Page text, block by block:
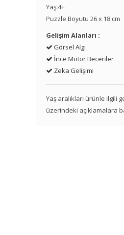
Yaş:4+
Puzzle Boyutu 26 x 18 cm
Gelişim Alanları :
Görsel Algı
İnce Motor Beceriler
Zeka Gelişimi
Yaş aralıkları ürünle
üzerindeki açıklamalara